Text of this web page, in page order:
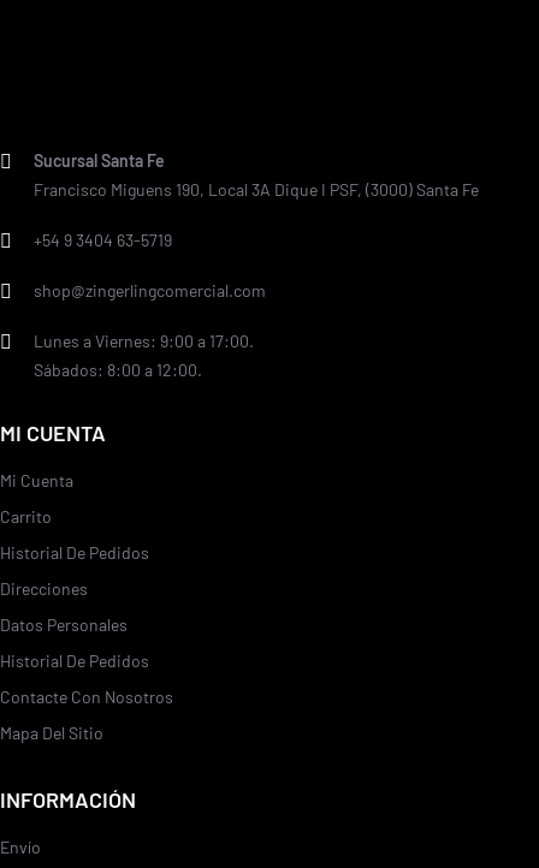
Sucursal Santa Fe
Francisco Miguens 190, Local 3A Dique I PSF, (3000) Santa Fe
+54 9 3404 63-5719
shop@zingerlingcomercial.com
Lunes a Viernes: 9:00 a 17:00.
Sábados: 8:00 a 12:00.
MI CUENTA
Mi Cuenta
Carrito
Historial De Pedidos
Direcciones
Datos Personales
Historial De Pedidos
Contacte Con Nosotros
Mapa Del Sitio
INFORMACIÓN
Envío